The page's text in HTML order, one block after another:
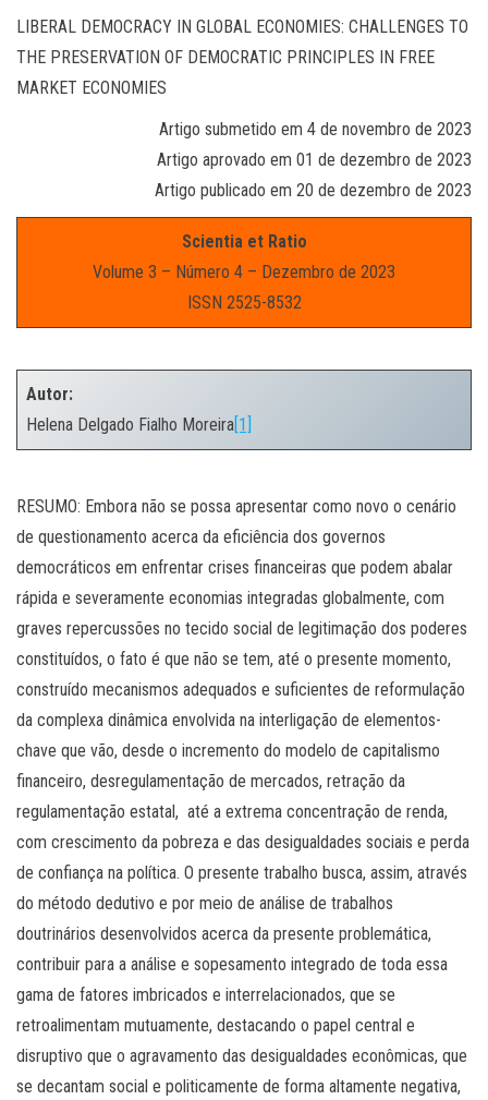
LIBERAL DEMOCRACY IN GLOBAL ECONOMIES: CHALLENGES TO
THE PRESERVATION OF DEMOCRATIC PRINCIPLES IN FREE
MARKET ECONOMIES
Artigo submetido em 4 de novembro de 2023
Artigo aprovado em 01 de dezembro de 2023
Artigo publicado em 20 de dezembro de 2023
Scientia et Ratio
Volume 3 – Número 4 – Dezembro de 2023
ISSN 2525-8532
Autor:
Helena Delgado Fialho Moreira[1]
RESUMO: Embora não se possa apresentar como novo o cenário
de questionamento acerca da eficiência dos governos
democráticos em enfrentar crises financeiras que podem abalar
rápida e severamente economias integradas globalmente, com
graves repercussões no tecido social de legitimação dos poderes
constituídos, o fato é que não se tem, até o presente momento,
construído mecanismos adequados e suficientes de reformulação
da complexa dinâmica envolvida na interligação de elementos-
chave que vão, desde o incremento do modelo de capitalismo
financeiro, desregulamentação de mercados, retração da
regulamentação estatal, até a extrema concentração de renda,
com crescimento da pobreza e das desigualdades sociais e perda
de confiança na política. O presente trabalho busca, assim, através
do método dedutivo e por meio de análise de trabalhos
doutrinários desenvolvidos acerca da presente problemática,
contribuir para a análise e sopesamento integrado de toda essa
gama de fatores imbricados e interrelacionados, que se
retroalimentam mutuamente, destacando o papel central e
disruptivo que o agravamento das desigualdades econômicas, que
se decantam social e politicamente de forma altamente negativa,